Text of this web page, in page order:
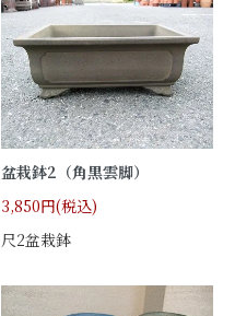
盆栽鉢2（角黒雲脚）
3,850円(税込)
尺2盆栽鉢